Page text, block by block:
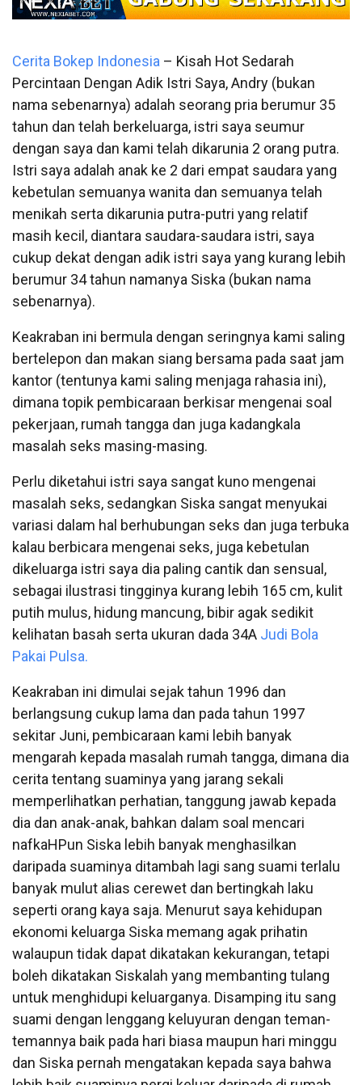
Cerita Bokep Indonesia – Kisah Hot Sedarah
Percintaan Dengan Adik Istri Saya, Andry (bukan
nama sebenarnya) adalah seorang pria berumur 35
tahun dan telah berkeluarga, istri saya seumur
dengan saya dan kami telah dikarunia 2 orang putra.
Istri saya adalah anak ke 2 dari empat saudara yang
kebetulan semuanya wanita dan semuanya telah
menikah serta dikarunia putra-putri yang relatif
masih kecil, diantara saudara-saudara istri, saya
cukup dekat dengan adik istri saya yang kurang lebih
berumur 34 tahun namanya Siska (bukan nama
sebenarnya).
Keakraban ini bermula dengan seringnya kami saling
bertelepon dan makan siang bersama pada saat jam
kantor (tentunya kami saling menjaga rahasia ini),
dimana topik pembicaraan berkisar mengenai soal
pekerjaan, rumah tangga dan juga kadangkala
masalah seks masing-masing.
Perlu diketahui istri saya sangat kuno mengenai
masalah seks, sedangkan Siska sangat menyukai
variasi dalam hal berhubungan seks dan juga terbuka
kalau berbicara mengenai seks, juga kebetulan
dikeluarga istri saya dia paling cantik dan sensual,
sebagai ilustrasi tingginya kurang lebih 165 cm, kulit
putih mulus, hidung mancung, bibir agak sedikit
kelihatan basah serta ukuran dada 34A Judi Bola
Pakai Pulsa.
Keakraban ini dimulai sejak tahun 1996 dan
berlangsung cukup lama dan pada tahun 1997
sekitar Juni, pembicaraan kami lebih banyak
mengarah kepada masalah rumah tangga, dimana dia
cerita tentang suaminya yang jarang sekali
memperlihatkan perhatian, tanggung jawab kepada
dia dan anak-anak, bahkan dalam soal mencari
nafkaHPun Siska lebih banyak menghasilkan
daripada suaminya ditambah lagi sang suami terlalu
banyak mulut alias cerewet dan bertingkah laku
seperti orang kaya saja. Menurut saya kehidupan
ekonomi keluarga Siska memang agak prihatin
walaupun tidak dapat dikatakan kekurangan, tetapi
boleh dikatakan Siskalah yang membanting tulang
untuk menghidupi keluarganya. Disamping itu sang
suami dengan lenggang keluyuran dengan teman-
temannya baik pada hari biasa maupun hari minggu
dan Siska pernah mengatakan kepada saya bahwa